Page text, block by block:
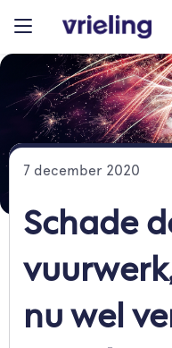
7 december 2020
Schade
nu wel